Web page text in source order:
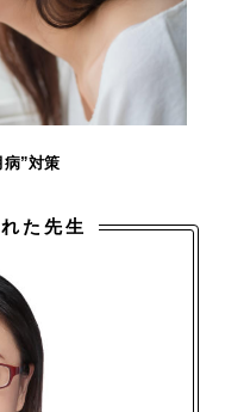
病”対策
た先生